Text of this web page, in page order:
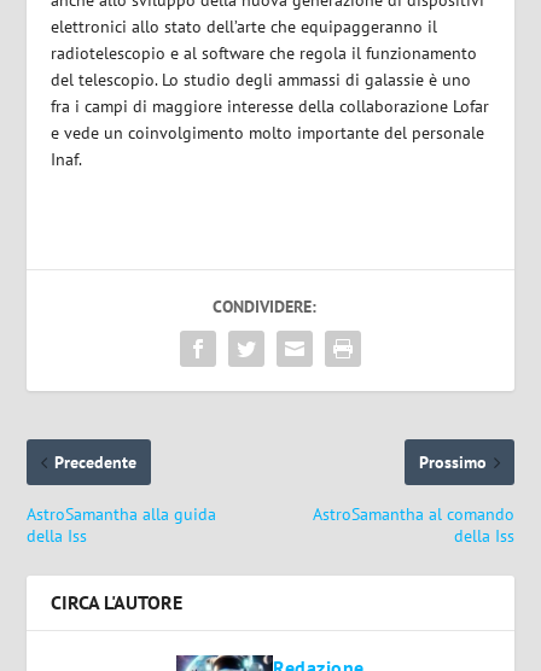
elettronici allo stato dell’arte che equipaggeranno il
radiotelescopio e al software che regola il funzionamento
del telescopio. Lo studio degli ammassi di galassie è uno
fra i campi di maggiore interesse della collaborazione Lofar
e vede un coinvolgimento molto importante del personale
Inaf.
CONDIVIDERE:
Precedente
AstroSamantha alla guida
della Iss
Prossimo
AstroSamantha al comando
della Iss
CIRCA L'AUTORE